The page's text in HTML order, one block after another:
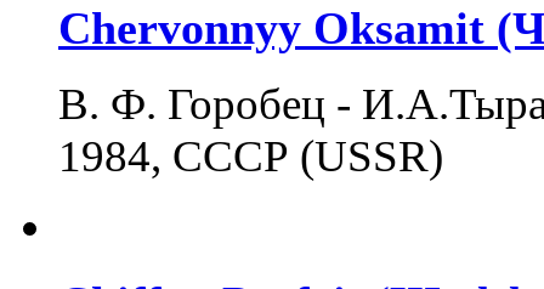
Chervonnyy Oksamit
В. Ф. Горобец -
1984, СССР (USSR)